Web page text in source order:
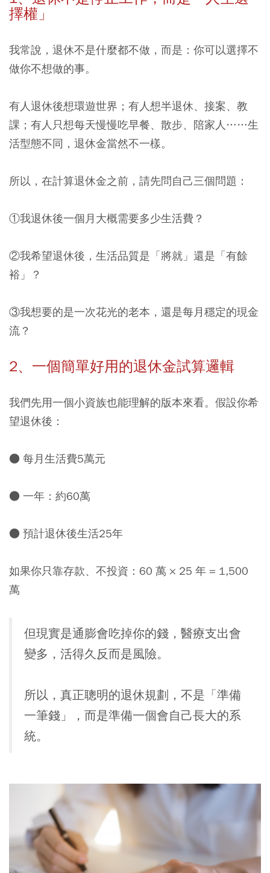
擇權」
我常說，退休不是什麼都不做，而是：你可以選擇不
做你不想做的事。
有人退休後想環遊世界；有人想半退休、接案、教
課；有人只想每天慢慢吃早餐、散步、陪家人……生
活型態不同，退休金當然不一樣。
所以，在計算退休金之前，請先問自己三個問題：
①我退休後一個月大概需要多少生活費？
②我希望退休後，生活品質是「將就」還是「有餘
裕」？
③我想要的是一次花光的老本，還是每月穩定的現金
流？
2、一個簡單好用的退休金試算邏輯
我們先用一個小資族也能理解的版本來看。假設你希
望退休後：
● 每月生活費5萬元
● 一年：約60萬
● 預計退休後生活25年
如果你只靠存款、不投資：60 萬 × 25 年 = 1,500
萬
但現實是通膨會吃掉你的錢，醫療支出會
變多，活得久反而是風險。
所以， 真正聰明的退休規劃，不是「準備
一筆錢」，而是準備一個會自己長大的系
統。